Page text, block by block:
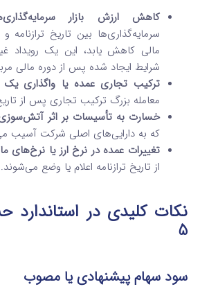
کاهش ارزش بازار
سرمایه‌گذاری‌ها بین تاریخ
مالی کاهش یابد، این یک رویداد
شرایط ایجاد شده پس از دوره مالی
ترکیب تجاری عمده یا واگذاری یک
معامله بزرگ ترکیب تجاری پس از
خسارت به تأسیسات بر اثر
که به دارایی‌های اصلی شرکت آسیب
تغییرات عمده در نرخ ارز یا نرخ‌های
از تاریخ ترازنامه اعلام یا وضع می‌شوند.
نکات کلیدی در استاندارد
5
سود سهام پیشنهادی یا مصوب